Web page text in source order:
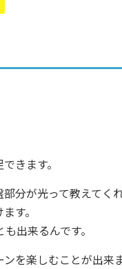
きます。
分が光って教えてくれ
す。
出来るんです。
を楽しむことが出来ま